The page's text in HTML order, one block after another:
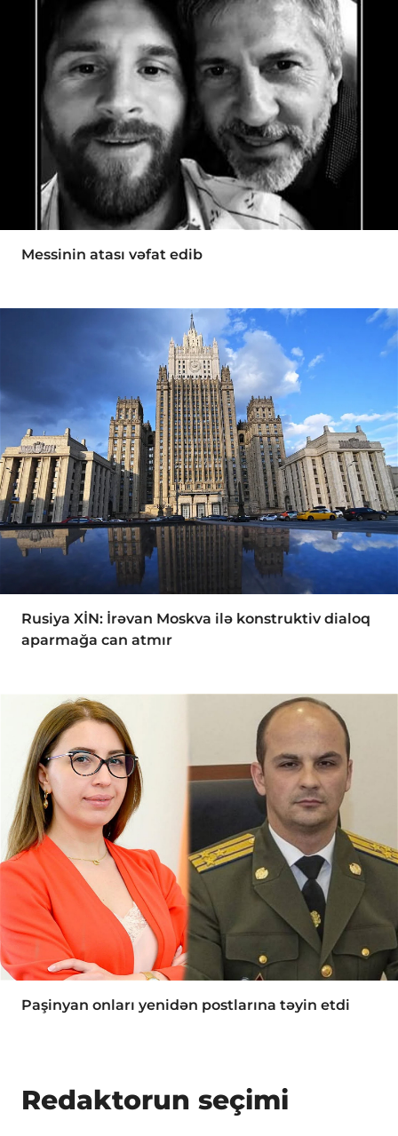
Messinin atası vəfat edib
Rusiya XİN: İrəvan Moskva ilə konstruktiv dialoq
aparmağa can atmır
Paşinyan onları yenidən postlarına təyin etdi
Redaktorun seçimi